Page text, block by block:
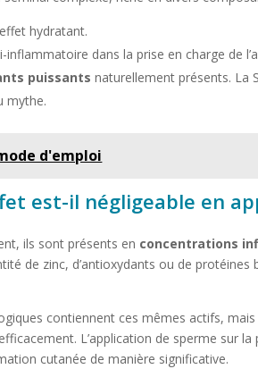
hydratant.
dans la prise en charge de
puissants naturellement présents. La
mythe.
d'emploi
est-il négligeable en
ils sont présents en concentrations
de zinc, d’antioxydants ou de
contiennent ces mêmes actifs, mais
L’application de sperme sur
cutanée de manière significative.